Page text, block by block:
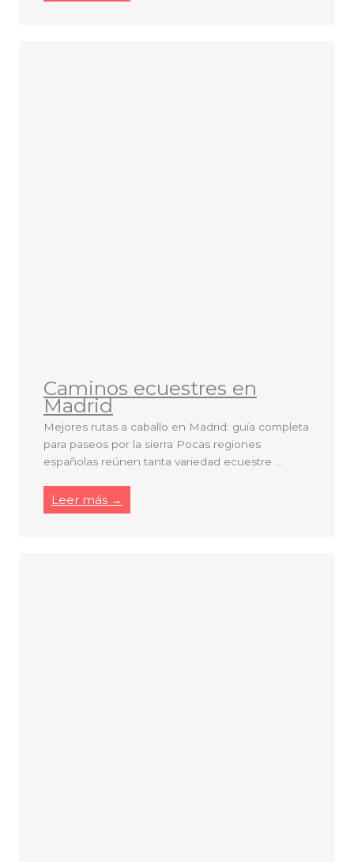
Caminos ecuestres en
Madrid
Mejores rutas a caballo en Madrid: guía completa
para paseos por la sierra Pocas regiones
españolas reúnen tanta variedad ecuestre ...
Leer más →